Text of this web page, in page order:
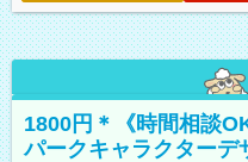
1800円＊《時間相談
パークキャラクターデ